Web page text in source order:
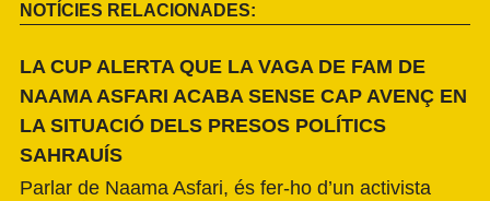
NOTÍCIES RELACIONADES:
LA CUP ALERTA QUE LA VAGA DE FAM DE
NAAMA ASFARI ACABA SENSE CAP AVENÇ EN
LA SITUACIÓ DELS PRESOS POLÍTICS
SAHRAUÍS
Parlar de Naama Asfari, és fer-ho d’un activista